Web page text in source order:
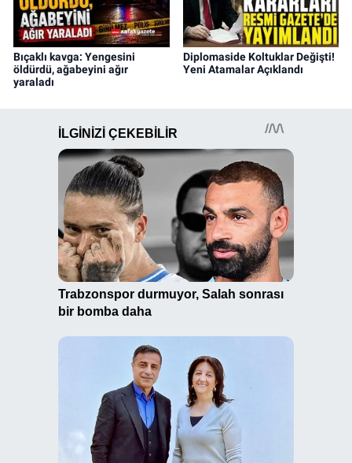
Bıçaklı kavga: Yengesini
öldürdü, ağabeyini ağır
yaraladı
Diplomaside Koltuklar Değişti!
Yeni Atamalar Açıklandı